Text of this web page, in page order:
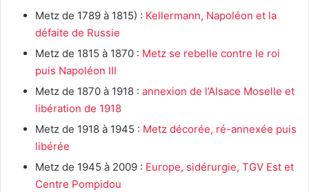
Metz de 1789 à 1815) : Kellermann, Napoléon et la
défaite de Russie
Metz de 1815 à 1870 : Metz se rebelle contre le roi
puis Napoléon III
Metz de 1870 à 1918 : annexion de l’Alsace Moselle et
libération de 1918
Metz de 1918 à 1945 : Metz décorée, ré-annexée puis
libérée
Metz de 1945 à 2009 : Europe, sidérurgie, TGV Est et
Centre Pompidou